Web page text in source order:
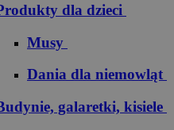
dla dzieci
Musy
Dania dla niemowląt
galaretki, kisiele